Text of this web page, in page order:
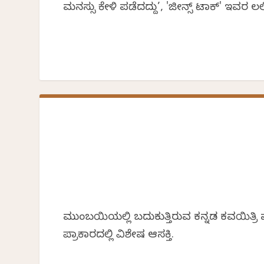
ಮನಸ್ಸು ಕೇಳಿ ಪಡೆದದ್ದು’, 'ಜೀನ್ಸ್ ಟಾಕ್' ಇವರ
ಮುಂಬಯಿಯಲ್ಲಿ ಬದುಕುತ್ತಿರುವ ಕನ್ನಡ ಕವಯಿತ್ರಿ
ಪ್ರಾಕಾರದಲ್ಲಿ ವಿಶೇಷ ಆಸಕ್ತಿ.